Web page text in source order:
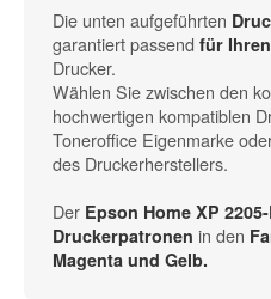
Die unten aufgeführten
garantiert passend für
Drucker.
Wählen Sie zwischen den
hochwertigen kompatiblen
Toneroffice Eigenmarke
des Druckerherstellers.
Der Epson Home XP
Druckerpatronen in den
Magenta und Gelb.